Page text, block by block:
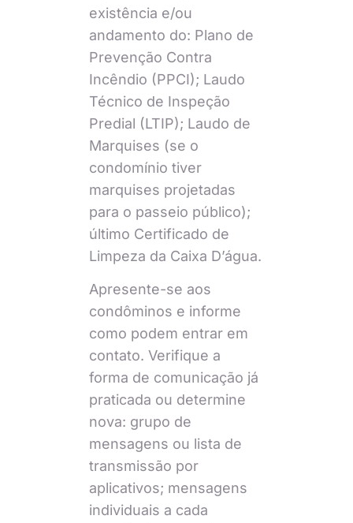
existência e/ou
andamento do: Plano de
Prevenção Contra
Incêndio (PPCI); Laudo
Técnico de Inspeção
Predial (LTIP); Laudo de
Marquises (se o
condomínio tiver
marquises projetadas
para o passeio público);
último Certificado de
Limpeza da Caixa D’água.
Apresente-se aos
condôminos e informe
como podem entrar em
contato. Verifique a
forma de comunicação já
praticada ou determine
nova: grupo de
mensagens ou lista de
transmissão por
aplicativos; mensagens
individuais a cada